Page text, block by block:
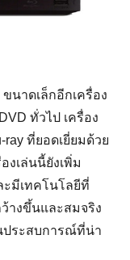
ขนาดเล็กอีกเครื่อง
ทั่วไป เครื่อง
ที่ยอดเยี่ยมด้วย
งเล่นนี้ยังเพิ่ม
มีเทคโนโลยีที่
างขึ้นและสมจริง
ประสบการณ์ที่น่า